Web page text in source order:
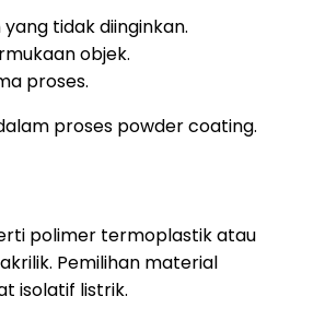
tidak diinginkan.
objek.
proses.
proses powder coating.
polimer termoplastik atau
Pemilihan material
isolatif listrik.